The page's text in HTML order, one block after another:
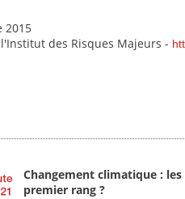
2015
des Risques Majeurs -
Changement climatique :
premier rang ?